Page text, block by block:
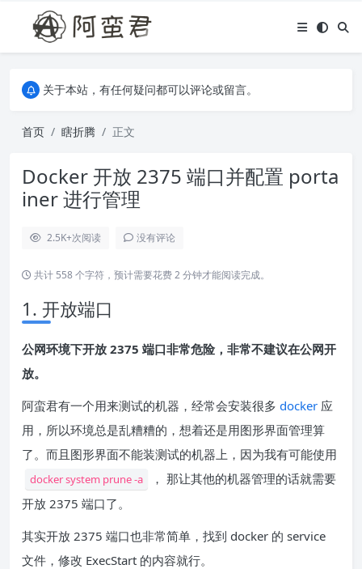
关于本站，有任何疑问都可以评论或留言。
关于本站，有任何疑问都可以评论或留言。
首页
瞎折腾 正文
Docker 开放 2375 端口并配置 porta
iner 进行管理
2.5K+次阅读 没有评论
共计 558 个字符，预计需要花费 2 分钟才能阅读完成。
1. 开放端口
公网环境下开放 2375 端口非常危险，非常不建议在公网开
放。
阿蛮君有一个用来测试的机器，经常会安装很多 docker 应
用，所以环境总是乱糟糟的，想着还是用图形界面管理算
了。而且图形界面不能装测试的机器上，因为我有可能使用
docker system prune -a
， 那让其他的机器管理的话就需要
开放 2375 端口了。
其实开放 2375 端口也非常简单，找到 docker 的 service
文件，修改 ExecStart 的内容就行。